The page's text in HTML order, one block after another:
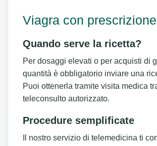
Viagra con
Quando serve la ricetta?
Per dosaggi elevati o per acquisti di
quantità è obbligatorio inviare una
Puoi ottenerla tramite visita medica
teleconsulto autorizzato.
Procedure semplificate
Il nostro servizio di telemedicina ti